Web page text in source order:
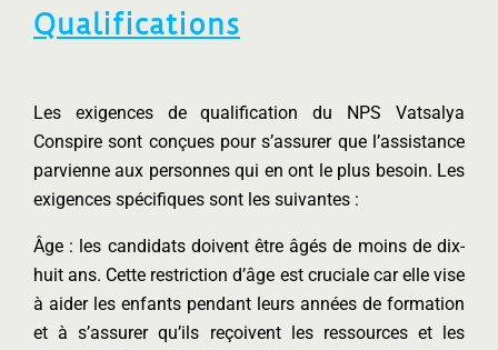
Qualifications
Les exigences de qualification du NPS Vatsalya
Conspire sont conçues pour s’assurer que l’assistance
parvienne aux personnes qui en ont le plus besoin. Les
exigences spécifiques sont les suivantes :
Âge : les candidats doivent être âgés de moins de dix-
huit ans. Cette restriction d’âge est cruciale car elle vise
à aider les enfants pendant leurs années de formation
et à s’assurer qu’ils reçoivent les ressources et les